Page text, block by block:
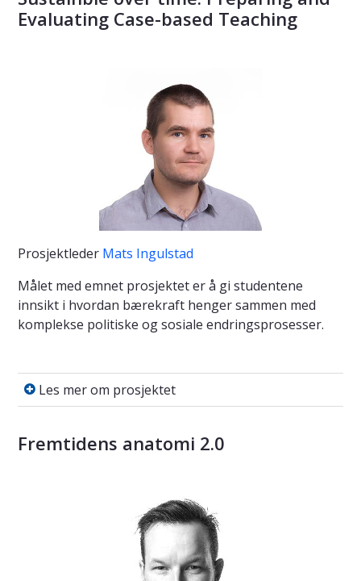
Evaluating Case-based Teaching
Prosjektleder Mats Ingulstad
Målet med emnet prosjektet er å gi studentene
innsikt i hvordan bærekraft henger sammen med
komplekse politiske og sosiale endringsprosesser.
Les mer om prosjektet
Les mer om prosjektet
Fremtidens anatomi 2.0